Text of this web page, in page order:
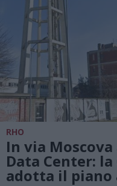
RHO
In via
Data Center:
adotta il